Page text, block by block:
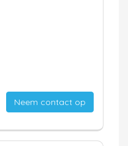
Neem contact op